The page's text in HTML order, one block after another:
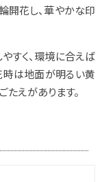
開花し、華やかな印
すく、環境に合えば
時は地面が明るい黄
たえがあります。